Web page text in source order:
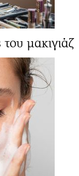
μακιγιάζ